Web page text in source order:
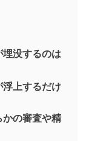
没するのは
浮上するだけ
かの審査や精